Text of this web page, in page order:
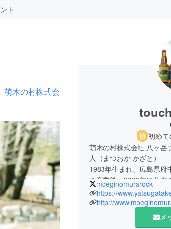
ト
萌木の村株式会
初めて
萌木の村株式会社 八ヶ岳
人（まつおか かざと）
1983年生まれ、広島県府
を卒業後、2008年に萌木
＜八ヶ岳ブルワリーにつ
ビール年間最低醸造量の
沸き起こった、いわゆる
moeginomurarock
https://
http://
メ